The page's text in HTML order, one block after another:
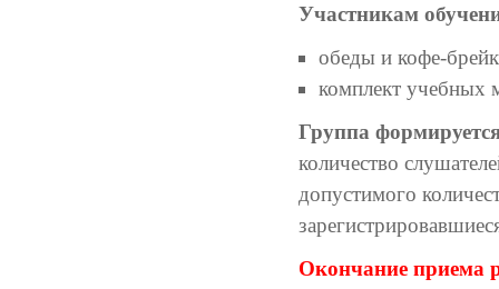
Участникам
обеды и кофе-
комплект учебных
Группа
количество
допустимого
Окончание приема